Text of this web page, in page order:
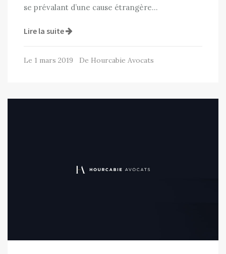
se prévalant d’une cause étrangère…
Lire la suite
Le 1 mars 2019 De Hourcabie Avocats